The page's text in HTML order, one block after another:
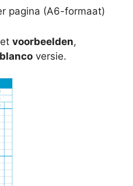
pagina (A6-formaat)
voorbeelden,
blanco versie.